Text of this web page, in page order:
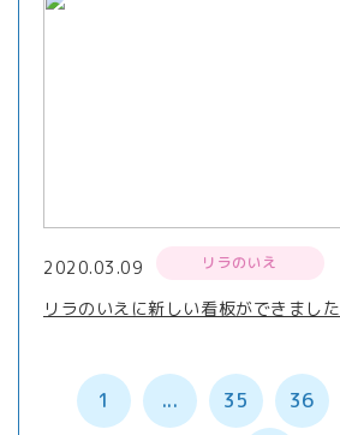
2020.03.09 リラのいえ
リラのいえに新しい看板ができました
1 ... 35 36